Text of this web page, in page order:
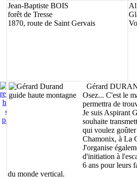
Savoie
Hébergements
Stations ski
Jean-Baptiste BOIS
forêt de Tresse
1870, route de Saint Gervais
Gérard
Osez... C'est le
permettra de
Je suis Aspirant
souhaite
qui voulez
Chamonix, à La
J'organise
d'initiation à
6 ans pour leurs
du monde vertical.